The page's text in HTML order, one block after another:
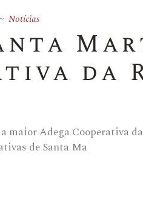
Notícias
da
maior Adega Cooperativa
de Santa Ma